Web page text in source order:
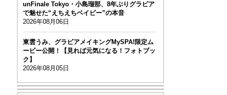
unFinale Tokyo・小島瑠那、8年ぶりグラビア
で魅せた“えちえちベイビー”の本音
2026年08月06日
東雲うみ、グラビアメイキングMySPA!限定ム
ービー公開！【見れば元気になる！フォトブッ
ク】
2026年08月05日